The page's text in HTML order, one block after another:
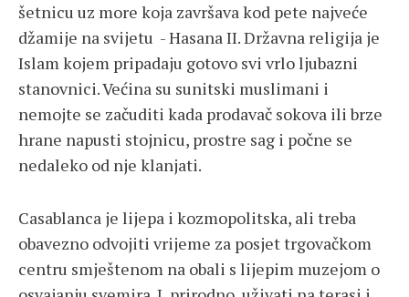
šetnicu uz more koja završava kod pete najveće
džamije na svijetu - Hasana II. Državna religija je
Islam kojem pripadaju gotovo svi vrlo ljubazni
stanovnici. Većina su sunitski muslimani i
nemojte se začuditi kada prodavač sokova ili brze
hrane napusti stojnicu, prostre sag i počne se
nedaleko od nje klanjati.
Casablanca je lijepa i kozmopolitska, ali treba
obavezno odvojiti vrijeme za posjet trgovačkom
centru smještenom na obali s lijepim muzejom o